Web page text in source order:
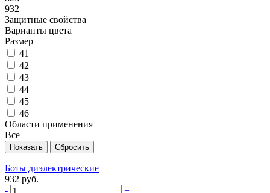
932
Защитные свойства
Варианты цвета
Размер
41
42
43
44
45
46
Области применения
Все
Боты диэлектрические
932 руб.
-
+